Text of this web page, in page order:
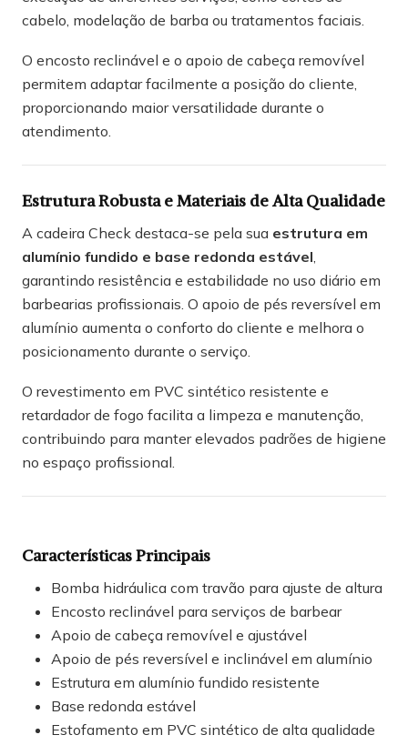
cabelo, modelação de barba ou tratamentos faciais.
O encosto reclinável e o apoio de cabeça removível
permitem adaptar facilmente a posição do cliente,
proporcionando maior versatilidade durante o
atendimento.
Estrutura Robusta e Materiais de Alta Qualidade
A cadeira Check destaca-se pela sua estrutura em
alumínio fundido e base redonda estável,
garantindo resistência e estabilidade no uso diário em
barbearias profissionais. O apoio de pés reversível em
alumínio aumenta o conforto do cliente e melhora o
posicionamento durante o serviço.
O revestimento em PVC sintético resistente e
retardador de fogo facilita a limpeza e manutenção,
contribuindo para manter elevados padrões de higiene
no espaço profissional.
Características Principais
Bomba hidráulica com travão para ajuste de altura
Encosto reclinável para serviços de barbear
Apoio de cabeça removível e ajustável
Apoio de pés reversível e inclinável em alumínio
Estrutura em alumínio fundido resistente
Base redonda estável
Estofamento em PVC sintético de alta qualidade